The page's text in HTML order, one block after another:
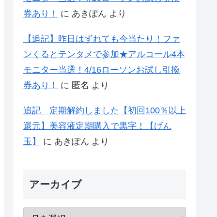
券あり！
に あきぽん より
【追記】昨日はずれても今当たり！ファ
ンくるとテンタメで参加★アルコール4本
モニター当選！4/16ローソンお試し引換
券あり！
に 匿名 より
追記 定期解約しました【初回100％以上
還元】美容液定期購入で黒字！【げん
玉】
に あきぽん より
アーカイブ